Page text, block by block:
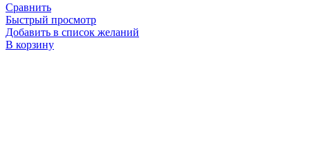
Сравнить
Быстрый просмотр
Добавить в список желаний
Количество
В корзину